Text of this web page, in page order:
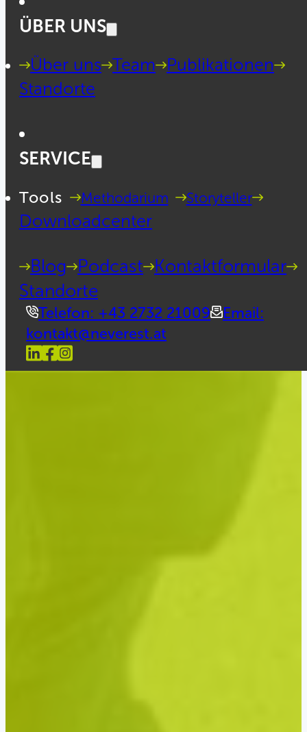
ÜBER UNS
Über uns Team
Publikationen
Standorte
SERVICE
Tools Methodarium Storyteller
Downloadcenter
Blog Podcast Kontaktformular
Standorte
Telefon: +43 2732 21009
Email:
kontakt@neverest.at